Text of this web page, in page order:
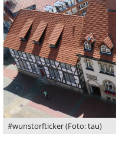
#wunstorfticker (Foto: tau)